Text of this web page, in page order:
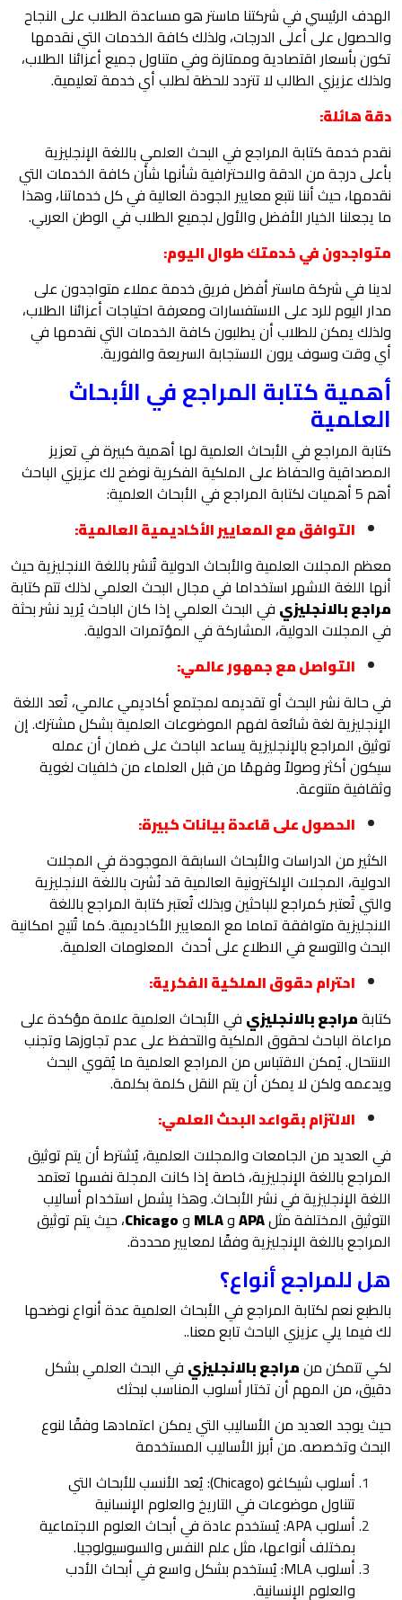
الهدف الرئيسي في شركتنا ماستر هو مساعدة الطلاب على النجاح
والحصول على أعلى الدرجات، ولذلك كافة الخدمات التي نقدمها
تكون بأسعار اقتصادية وممتازة وفي متناول جميع أعزائنا الطلاب،
ولذلك عزيزي الطالب لا تتردد للحظة لطلب أي خدمة تعليمية.
دقة هائلة:
نقدم خدمة كتابة المراجع في البحث العلمي باللغة الإنجليزية
بأعلى درجة من الدقة والاحترافية شأنها شأن كافة الخدمات التي
نقدمها، حيث أننا نتبع معايير الجودة العالية في كل خدماتنا، وهذا
ما يجعلنا الخيار الأفضل والأول لجميع الطلاب في الوطن العربي.
متواجدون في خدمتك طوال اليوم:
لدينا في شركة ماستر أفضل فريق خدمة عملاء متواجدون على
مدار اليوم للرد على الاستفسارات ومعرفة احتياجات أعزائنا الطلاب،
ولذلك يمكن للطلاب أن يطلبون كافة الخدمات التي نقدمها في
أي وقت وسوف يرون الاستجابة السريعة والفورية.
أهمية كتابة المراجع في الأبحاث
العلمية
كتابة المراجع في الأبحاث العلمية لها أهمية كبيرة في تعزيز
المصداقية والحفاظ على الملكية الفكرية نوضح لك عزيزي الباحث
أهم 5 أهميات لكتابة المراجع في الأبحاث العلمية:
التوافق مع المعايير الأكاديمية العالمية:
معظم المجلات العلمية والأبحاث الدولية تُنشر باللغة الانجليزية حيث
أنها اللغة الاشهر استخداما في مجال البحث العلمي لذلك تتم كتابة
مراجع بالانجليزي في البحث العلمي إذا كان الباحث يُريد نشر بحثة
في المجلات الدولية، المشاركة في المؤتمرات الدولية.
التواصل مع جمهور عالمي:
في حالة نشر البحث أو تقديمه لمجتمع أكاديمي عالمي، تُعد اللغة
الإنجليزية لغة شائعة لفهم الموضوعات العلمية بشكل مشترك. إن
توثيق المراجع بالإنجليزية يساعد الباحث على ضمان أن عمله
سيكون أكثر وصولاً وفهمًا من قبل العلماء من خلفيات لغوية
وثقافية متنوعة.
الحصول على قاعدة بيانات كبيرة:
الكثير من الدراسات والأبحاث السابقة الموجودة في المجلات
الدولية، المجلات الإلكترونية العالمية قد نُشرت باللغة الانجليزية
والتي تُعتبر كمراجع للباحثين وبذلك تُعتبر كتابة المراجع باللغة
الانجليزية متوافقة تماما مع المعايير الأكاديمية. كما تُتيج امكانية
البحث والتوسع في الاطلاع على أحدث المعلومات العلمية.
احترام حقوق الملكية الفكرية:
كتابةمراجع بالانجليزي في الأبحاث العلمية علامة مؤكدة على
مراعاة الباحث لحقوق الملكية والتحفظ على عدم تجاوزها وتجنب
الانتحال. يُمكن الاقتباس من المراجع العلمية ما يُقوي البحث
ويدعمه ولكن لا يمكن أن يتم النقل كلمة بكلمة.
الالتزام بقواعد البحث العلمي:
في العديد من الجامعات والمجلات العلمية، يُشترط أن يتم توثيق
المراجع باللغة الإنجليزية، خاصة إذا كانت المجلة نفسها تعتمد
اللغة الإنجليزية في نشر الأبحاث. وهذا يشمل استخدام أساليب
التوثيق المختلفة مثلAPAوMLA وChicago، حيث يتم توثيق
المراجع باللغة الإنجليزية وفقًا لمعايير محددة.
هل للمراجع أنواع؟
بالطبع نعم لكتابة المراجع في الأبحاث العلمية عدة أنواع نوضحها
لك فيما يلي عزيزي الباحث تابع معنا..
لكي تتمكن منمراجع بالانجليزي في البحث العلمي بشكل
دقيق، من المهم أن تختار أسلوب المناسب لبحثك
حيث يوجد العديد من الأساليب التي يمكن اعتمادها وفقًا لنوع
البحث وتخصصه. من أبرز الأساليب المستخدمة
أسلوب شيكاغو (Chicago): يُعد الأنسب للأبحاث التي
تتناول موضوعات في التاريخ والعلوم الإنسانية
أسلوب APA: يُستخدم عادة في أبحاث العلوم الاجتماعية
بمختلف أنواعها، مثل علم النفس والسوسيولوجيا.
أسلوب MLA: يُستخدم بشكل واسع في أبحاث الأدب
والعلوم الإنسانية.